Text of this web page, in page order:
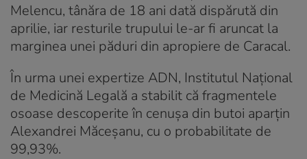
Melencu, tânăra de 18 ani dată dispărută din
aprilie, iar resturile trupului le-ar fi aruncat la
marginea unei păduri din apropiere de Caracal.
În urma unei expertize ADN, Institutul Național
de Medicină Legală a stabilit că fragmentele
osoase descoperite în cenușa din butoi aparțin
Alexandrei Măceșanu, cu o probabilitate de
99,93%.